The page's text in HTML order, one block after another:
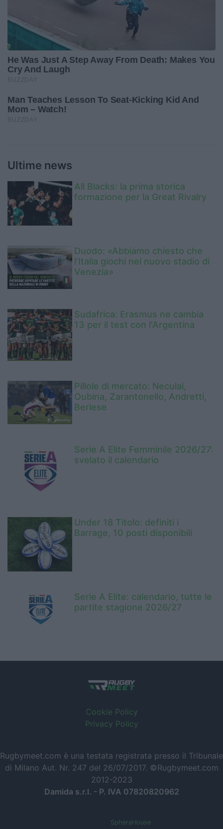
Ultime news
All Blacks: la prima storica
formazione per la Great Rivalry
Duodo: «Abbiamo chiesto che
l’Italia giochi nel nuovo stadio di
Venezia»
Sudafrica: Erasmus ne cambia
13 per il test con l'Argentina
Pillole di mercato: Neculai,
Oubina, Zarantonello, Andretti,
Berlese
Serie A Elite Femminile 2026/27:
svelato il calendario
Under 18 Titolo: definiti i
Barrage, 10 posti disponibili
Serie A Elite: calendario, tutte le
partite stagione 2026/27
Cookie Policy
Privacy Policy
Rugbymeet.com è una testata registrata presso il Tribunale
di Milano Aut. Nr. 247 del 26/07/2017. ©Rugbymeet.com
2012-2023
Damida s.r.l. - P. IVA 07820820962
SpheraHouse